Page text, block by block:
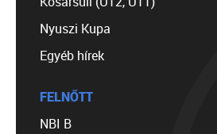
Nyuszi Kupa
Egyéb hírek
FELNŐTT
NBI B